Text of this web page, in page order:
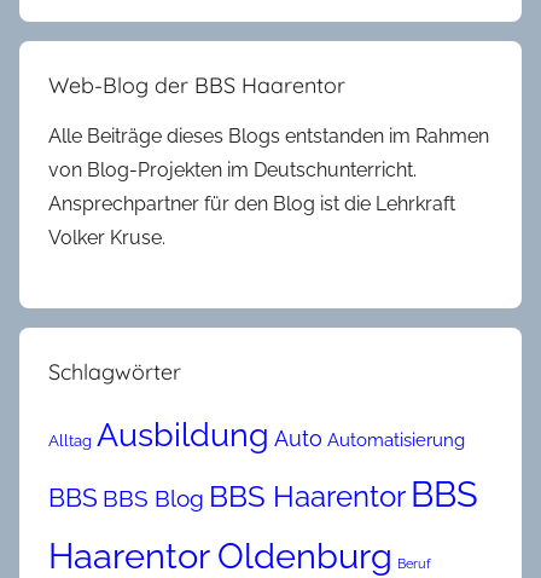
Web-Blog der BBS Haarentor
Alle Beiträge dieses Blogs entstanden im Rahmen
von Blog-Projekten im Deutschunterricht.
Ansprechpartner für den Blog ist die Lehrkraft
Volker Kruse.
Schlagwörter
Alltag Ausbildung Auto Automatisierung
BBS BBS Blog BBS Haarentor BBS
Haarentor Oldenburg Beruf